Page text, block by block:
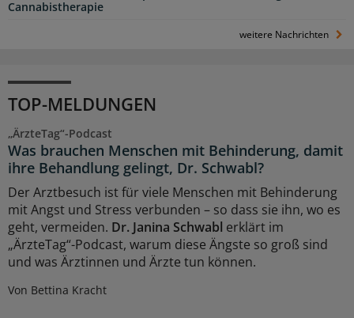
Cannabistherapie
weitere Nachrichten
TOP-MELDUNGEN
„ÄrzteTag“-Podcast
Was brauchen Menschen mit Behinderung, damit
ihre Behandlung gelingt, Dr. Schwabl?
Der Arztbesuch ist für viele Menschen mit Behinderung
mit Angst und Stress verbunden – so dass sie ihn, wo es
geht, vermeiden. Dr. Janina Schwabl erklärt im
„ÄrzteTag“-Podcast, warum diese Ängste so groß sind
und was Ärztinnen und Ärzte tun können.
Von Bettina Kracht